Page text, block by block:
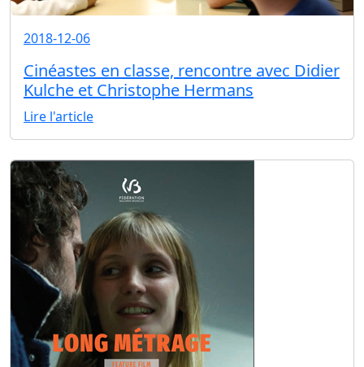
2018-12-06
Cinéastes en classe, rencontre avec Didier
Kulche et Christophe Hermans
Lire l'article